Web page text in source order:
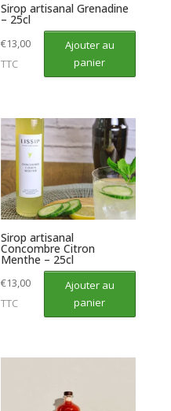
Sirop artisanal Grenadine
– 25cl
€13,00
TTC
Ajouter au
panier
Sirop artisanal
Concombre Citron
Menthe – 25cl
€13,00
TTC
Ajouter au
panier